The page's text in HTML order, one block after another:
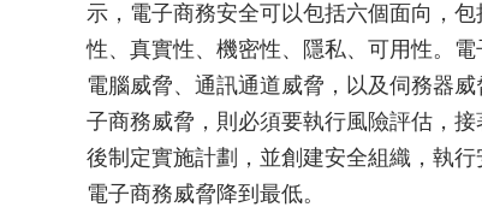
示，電子商務安全可以包括六個面向，
性、真實性、機密性、隱私、可用性。
電腦威脅、通訊通道威脅，以及伺務器
子商務威脅，則必須要執行風險評估，
後制定實施計劃，並創建安全組織，執
電子商務威脅降到最低。